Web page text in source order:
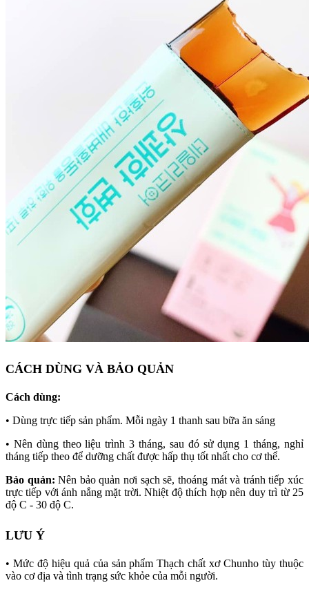
CÁCH DÙNG VÀ BẢO QUẢN
Cách dùng:
• Dùng trực tiếp sản phẩm. Mỗi ngày 1 thanh sau bữa ăn sáng
• Nên dùng theo liệu trình 3 tháng, sau đó sử dụng 1 tháng, nghỉ
tháng tiếp theo để dưỡng chất được hấp thụ tốt nhất cho cơ thể.
Bảo quản:Nên bảo quản nơi sạch sẽ, thoáng mát và tránh tiếp xúc
trực tiếp với ánh nắng mặt trời. Nhiệt độ thích hợp nên duy trì từ 25
độ C - 30 độ C.
LƯU Ý
• Mức độ hiệu quả của sản phẩm Thạch chất xơ Chunho tùy thuộc
vào cơ địa và tình trạng sức khỏe của mỗi người.